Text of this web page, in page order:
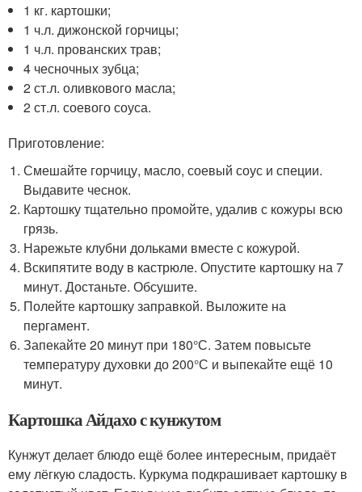
1 кг. картошки;
1 ч.л. дижонской горчицы;
1 ч.л. прованских трав;
4 чесночных зубца;
2 ст.л. оливкового масла;
2 ст.л. соевого соуса.
Приготовление:
Смешайте горчицу, масло, соевый соус и специи.
Выдавите чеснок.
Картошку тщательно промойте, удалив с кожуры всю
грязь.
Нарежьте клубни дольками вместе с кожурой.
Вскипятите воду в кастрюле. Опустите картошку на 7
минут. Достаньте. Обсушите.
Полейте картошку заправкой. Выложите на
пергамент.
Запекайте 20 минут при 180°С. Затем повысьте
температуру духовки до 200°С и выпекайте ещё 10
минут.
Картошка Айдахо с кунжутом
Кунжут делает блюдо ещё более интересным, придаёт
ему лёгкую сладость. Куркума подкрашивает картошку в